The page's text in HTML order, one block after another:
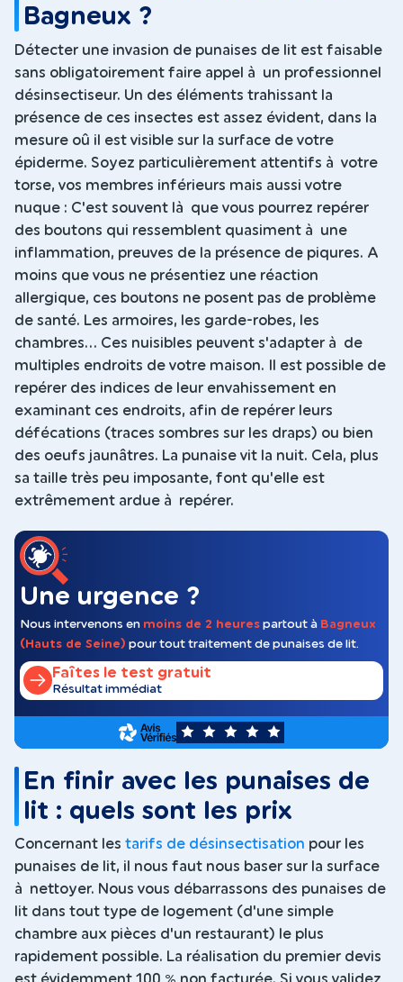
Bagneux ?
Détecter une invasion de punaises de lit est faisable
sans obligatoirement faire appel à un professionnel
désinsectiseur. Un des éléments trahissant la
présence de ces insectes est assez évident, dans la
mesure oû il est visible sur la surface de votre
épiderme. Soyez particulièrement attentifs à votre
torse, vos membres inférieurs mais aussi votre
nuque : C'est souvent là que vous pourrez repérer
des boutons qui ressemblent quasiment à une
inflammation, preuves de la présence de piqures. A
moins que vous ne présentiez une réaction
allergique, ces boutons ne posent pas de problème
de santé. Les armoires, les garde-robes, les
chambres... Ces nuisibles peuvent s'adapter à de
multiples endroits de votre maison. Il est possible de
repérer des indices de leur envahissement en
examinant ces endroits, afin de repérer leurs
défécations (traces sombres sur les draps) ou bien
des oeufs jaunâtres. La punaise vit la nuit. Cela, plus
sa taille très peu imposante, font qu'elle est
extrêmement ardue à repérer.
Une urgence ?
Nous intervenons en moins de 2 heures partout à Bagneux
(Hauts de Seine) pour tout traitement de punaises de lit.
Faîtes le test gratuit
Résultat immédiat
5
En finir avec les punaises de
lit : quels sont les prix
Concernant les tarifs de désinsectisation pour les
punaises de lit, il nous faut nous baser sur la surface
à nettoyer. Nous vous débarrassons des punaises de
lit dans tout type de logement (d'une simple
chambre aux pièces d'un restaurant) le plus
rapidement possible. La réalisation du premier devis